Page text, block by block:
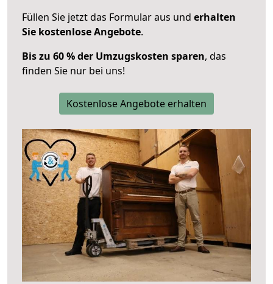
Füllen Sie jetzt das Formular aus und erhalten
Sie kostenlose Angebote.
Bis zu 60 % der Umzugskosten sparen, das
finden Sie nur bei uns!
Kostenlose Angebote erhalten